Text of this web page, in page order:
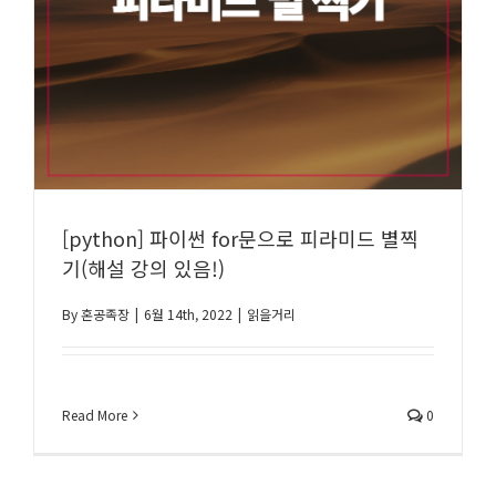
[python] 파이썬 for문으로 피라미드 별찍
기(해설 강의 있음!)
By혼공족장 | 6월 14th, 2022 | 읽을거리
Read More 0